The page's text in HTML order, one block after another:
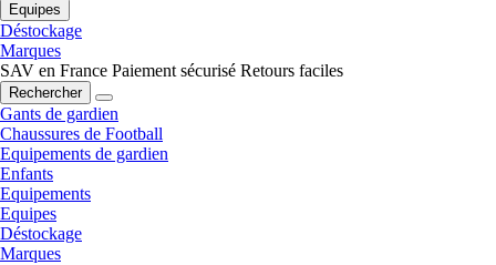
Equipes
Déstockage
Marques
SAV en France Paiement sécurisé Retours faciles
Rechercher
Gants de gardien
Chaussures de Football
Equipements de gardien
Enfants
Equipements
Equipes
Déstockage
Marques